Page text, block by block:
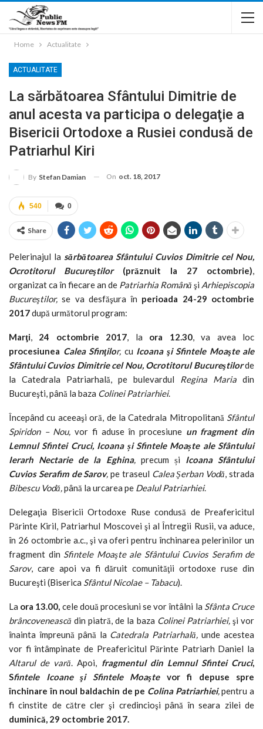
Home Actualitate
ACTUALITATE
La sărbătoarea Sfântului Dimitrie de
anul acesta va participa o delegaţie a
Bisericii Ortodoxe a Rusiei condusă de
Patriarhul Kiri
By Stefan Damian On oct. 18, 2017
0
540
Share
Pelerinajul la sărbătoarea Sfântului Cuvios Dimitrie cel Nou,
Ocrotitorul Bucureştilor (prăznuit la 27 octombrie),
organizat ca în fiecare an de Patriarhia Română şi Arhiepiscopia
Bucureştilor, se va desfăşura în perioada 24-29 octombrie
2017după următorul program:
Marţi, 24 octombrie 2017, la ora 12.30, va avea loc
procesiunea Calea Sfinţilor, cu Icoana şi Sfintele Moaşte ale
Sfântului Cuvios Dimitrie cel Nou, Ocrotitorul Bucureştilorde
la Catedrala Patriarhală, pe bulevardul Regina Maria din
Bucureşti, până la baza Colinei Patriarhiei.
Începând cu aceeaşi oră, de la Catedrala Mitropolitană Sfântul
Spiridon – Nou, vor fi aduse în procesiune un fragment din
Lemnul Sfintei Cruci, Icoana și Sfintele Moaște ale Sfântului
Ierarh Nectarie de la Eghina, precum și Icoana Sfântului
Cuvios Serafim de Sarov,pe traseul Calea Şerban Vodă, strada
Bibescu Vodă,până la urcarea pe Dealul Patriarhiei.
Delegaţia Bisericii Ortodoxe Ruse condusă de Preafericitul
Părinte Kiril, Patriarhul Moscovei şi al Întregii Rusii, va aduce,
în 26 octombrie a.c., şi va oferi pentru închinarea pelerinilor un
fragment din Sfintele Moaşte ale Sfântului Cuvios Serafim de
Sarov, care apoi va fi dăruit comunităţii ortodoxe ruse din
Bucureşti (Biserica Sfântul Nicolae – Tabacu).
La ora 13.00, cele două procesiuni se vor întâlni la Sfânta Cruce
brâncovenească din piatră, de la baza Colinei Patriarhiei, şi vor
înainta împreună până la Catedrala Patriarhală,unde acestea
vor fi întâmpinate de Preafericitul Părinte Patriarh Daniel la
Altarul de vară. Apoi, fragmentul din Lemnul Sfintei Cruci,
Sfintele Icoane şi Sfintele Moaşte vor fi depuse spre
închinare în noul baldachin de pe Colina Patriarhiei,pentru a
fi cinstite de către cler şi credincioşi până în seara zilei de
duminică, 29 octombrie 2017.